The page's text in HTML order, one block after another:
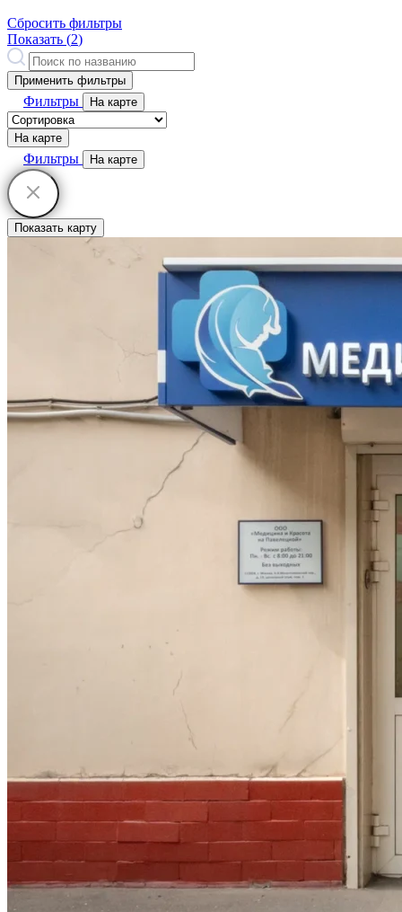
Сбросить фильтры
Показать (2)
Применить фильтры
Фильтры На карте
На карте
Фильтры На карте
Показать карту